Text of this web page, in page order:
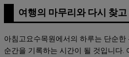
여행의 마무리와 다시 찾
아침고요수목원에서의 하루는 단순
순간을 기록하는 시간이 될 것입니다.